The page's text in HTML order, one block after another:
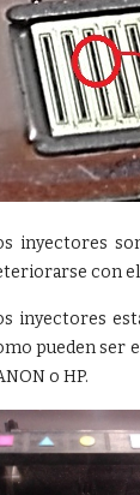
inyectores
con
inyectores
pueden ser
o HP.